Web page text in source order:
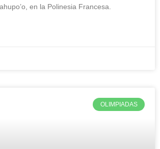
en la Polinesia Francesa.
OLIMPIADAS